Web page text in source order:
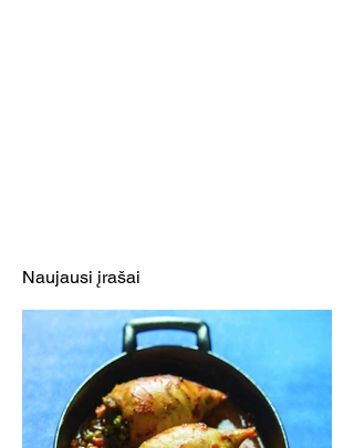
Graikiškos salotos su vištienos
iešmeliais (Receptas)
Naujausi įrašai